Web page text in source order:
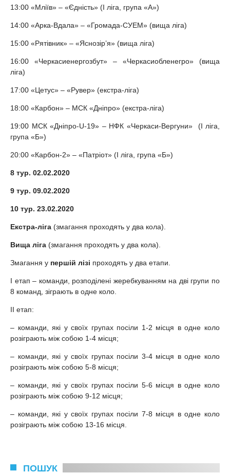
13:00 «Мліїв» – «Єдність» (I ліга, група «А»)
14:00 «Арка-Вдала» – «Громада-СУЕМ» (вища ліга)
15:00 «Рятівник» – «Яснозір’я» (вища ліга)
16:00 «Черкасиенергозбут» – «Черкасиобленегро» (вища
ліга)
17:00 «Цетус» – «Рувер» (екстра-ліга)
18:00 «Карбон» – МСК «Дніпро» (екстра-ліга)
19:00 МСК «Дніпро-U-19» – НФК «Черкаси-Вергуни» (I ліга,
група «Б»)
20:00 «Карбон-2» – «Патріот» (I ліга, група «Б»)
8 тур. 02.02.2020
9 тур. 09.02.2020
10 тур. 23.02.2020
Екстра-ліга (змагання проходять у два кола).
Вища ліга (змагання проходять у два кола).
Змагання у першій лізі проходять у два етапи.
I етап – команди, розподілені жеребкуванням на дві групи по
8 команд, зіграють в одне коло.
II етап:
– команди, які у своїх групах посіли 1-2 місця в одне коло
розіграють між собою 1-4 місця;
– команди, які у своїх групах посіли 3-4 місця в одне коло
розіграють між собою 5-8 місця;
– команди, які у своїх групах посіли 5-6 місця в одне коло
розіграють між собою 9-12 місця;
– команди, які у своїх групах посіли 7-8 місця в одне коло
розіграють між собою 13-16 місця.
ПОШУК